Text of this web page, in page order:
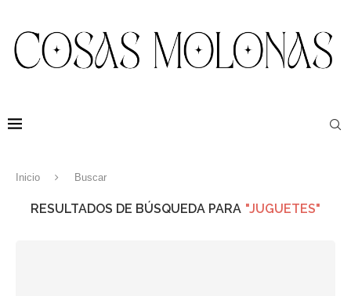
Inicio Buscar
RESULTADOS DE BÚSQUEDA PARA "JUGUETES"